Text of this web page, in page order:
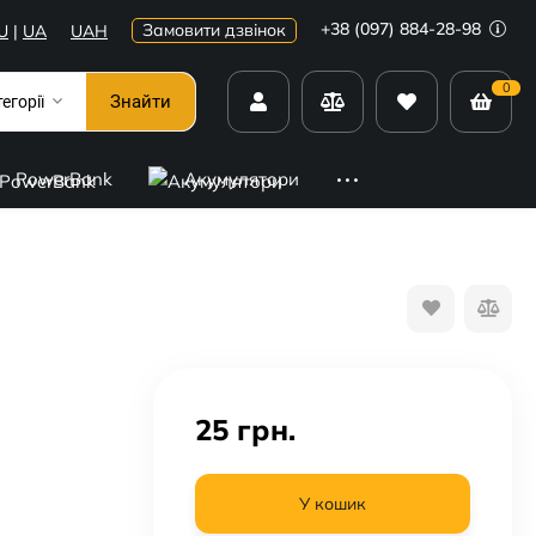
| UA UAH Замовити дзвінок +38 (097) 884-28-98
Знайти
0
PowerBank Акумулятори
25 грн.
У кошик